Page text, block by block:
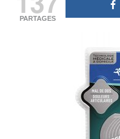
PARTAGES